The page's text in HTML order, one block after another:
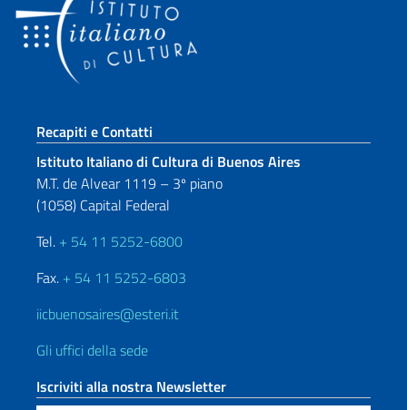
Sezione footer
Recapiti e Contatti
Istituto Italiano di Cultura di Buenos Aires
M.T. de Alvear 1119 – 3º piano
(1058) Capital Federal
Tel. + 54 11 5252-6800
Fax. + 54 11 5252-6803
iicbuenosaires@esteri.it
Gli uffici della sede
Iscriviti alla nostra Newsletter